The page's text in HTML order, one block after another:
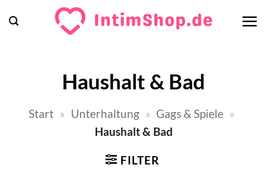
Inhalt
Haushalt & Bad
Start » Unterhaltung » Gags & Spiele »
Haushalt & Bad
FILTER